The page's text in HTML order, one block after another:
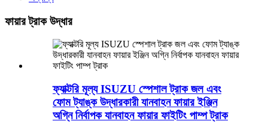
ফায়ার ট্রাক উদ্ধার
ফ্যাক্টরি মূল্য ISUZU স্পেশাল ট্রাক জল এবং
ফোম ট্যাঙ্ক উদ্ধারকারী যানবাহন ফায়ার ইঞ্জিন
অগ্নি নির্বাপক যানবাহন ফায়ার ফাইটিং পাম্প ট্রাক